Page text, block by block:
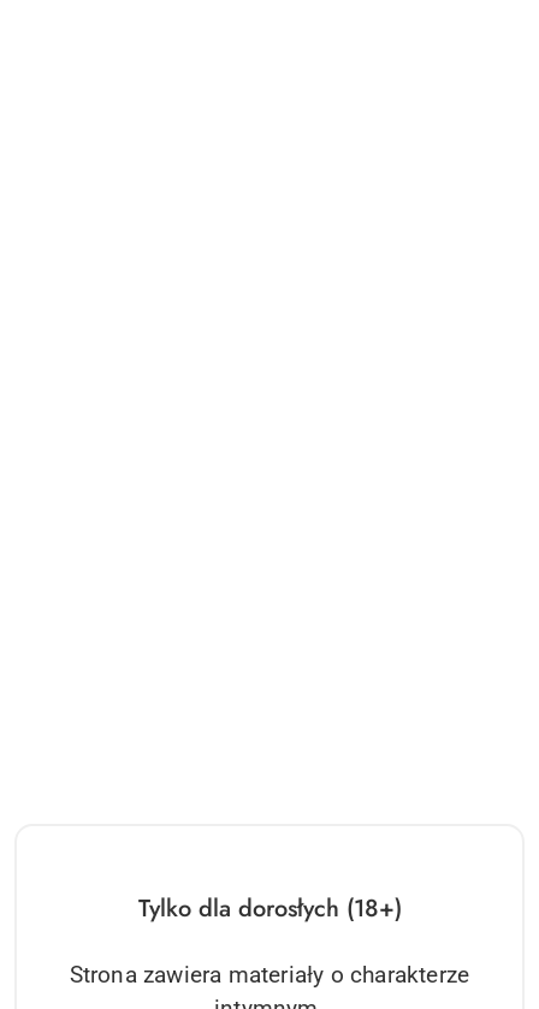
Tylko dla dorosłych (18+)
Strona zawiera materiały o charakterze